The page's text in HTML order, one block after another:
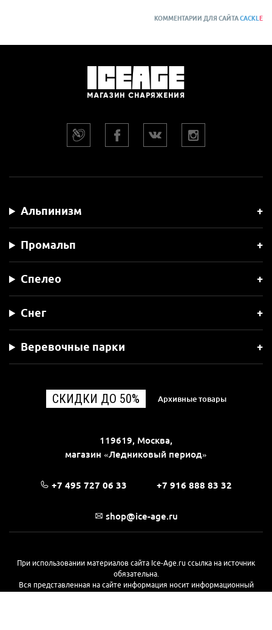
КОММЕНТАРИИ ДЛЯ САЙТАCACKL E
Альпинизм
Промальп
Спелео
Снег
Веревочные парки
СКИДКИ ДО 50% Архивные товары
119619, Москва,
магазин «Ледниковый период»
+7 495 727 06 33 +7 916 888 83 32
shop@ice-age.ru
При использовании материалов сайта Ice-Age.ru ссылка на источник
обязательна.
Вся представленная на сайте информация носит информационный